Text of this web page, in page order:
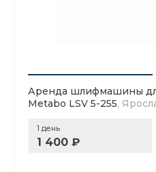
Аренда шлифмашины
Metabo LSV 5-255,
1 день
1 400 ₽